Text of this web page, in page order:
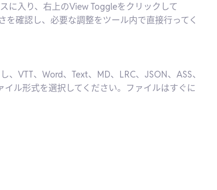
に入り、右上のView Toggleをクリックして
確認し、必要な調整をツール内で直接行ってく
VTT、Word、Text、MD、LRC、JSON、ASS、
ル形式を選択してください。ファイルはすぐに